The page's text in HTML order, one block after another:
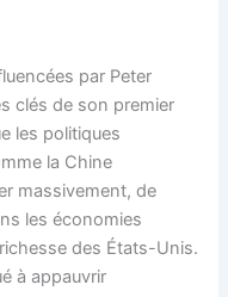
par Peter
clés de son premier
les politiques
la Chine
massivement, de
les économies
des États-Unis.
à appauvrir